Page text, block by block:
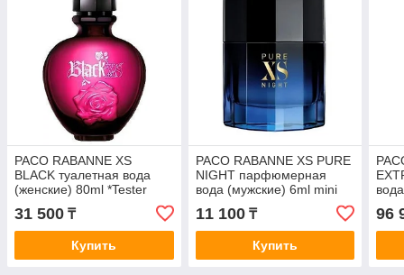
PACO RABANNE XS
BLACK туалетная вода
(женские) 80ml *Tester
31 500 ₸
Купить
PACO RABANNE XS PURE
NIGHT парфюмерная
вода (мужские) 6ml mini
11 100₸
Купить
96